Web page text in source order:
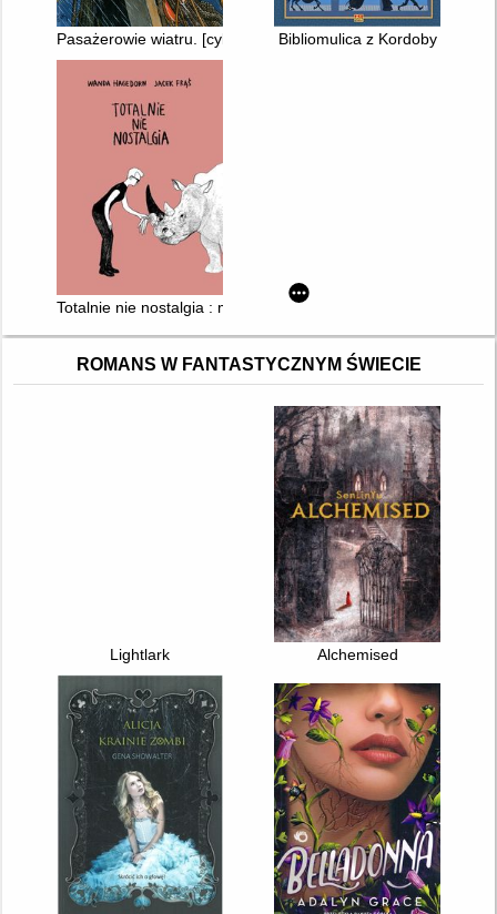
Pasażerowie wiatru. [cykl 1] Bibliomulica z Kordoby
Totalnie nie nostalgia : memuar
ROMANS W FANTASTYCZNYM ŚWIECIE
Lightlark Alchemised